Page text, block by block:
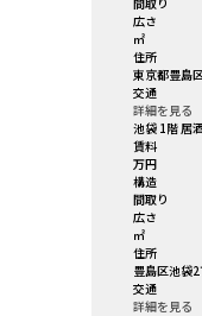
広さ
㎡
住所
東京都豊島
交通
詳細を見る
池袋 1階 居
賃料
万円
構造
間取り
広さ
㎡
住所
豊島区池袋
交通
詳細を見る